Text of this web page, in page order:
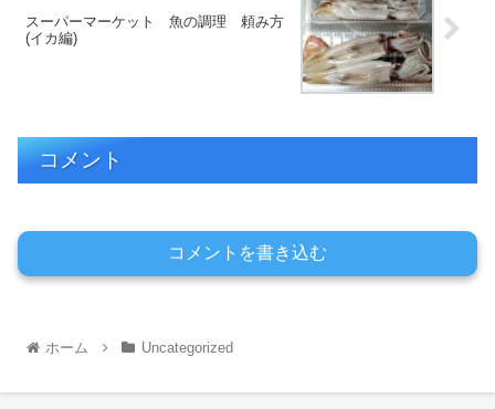
スーパーマーケット 魚の調理 頼み方
(イカ編)
コメント
コメントを書き込む
ホーム Uncategorized